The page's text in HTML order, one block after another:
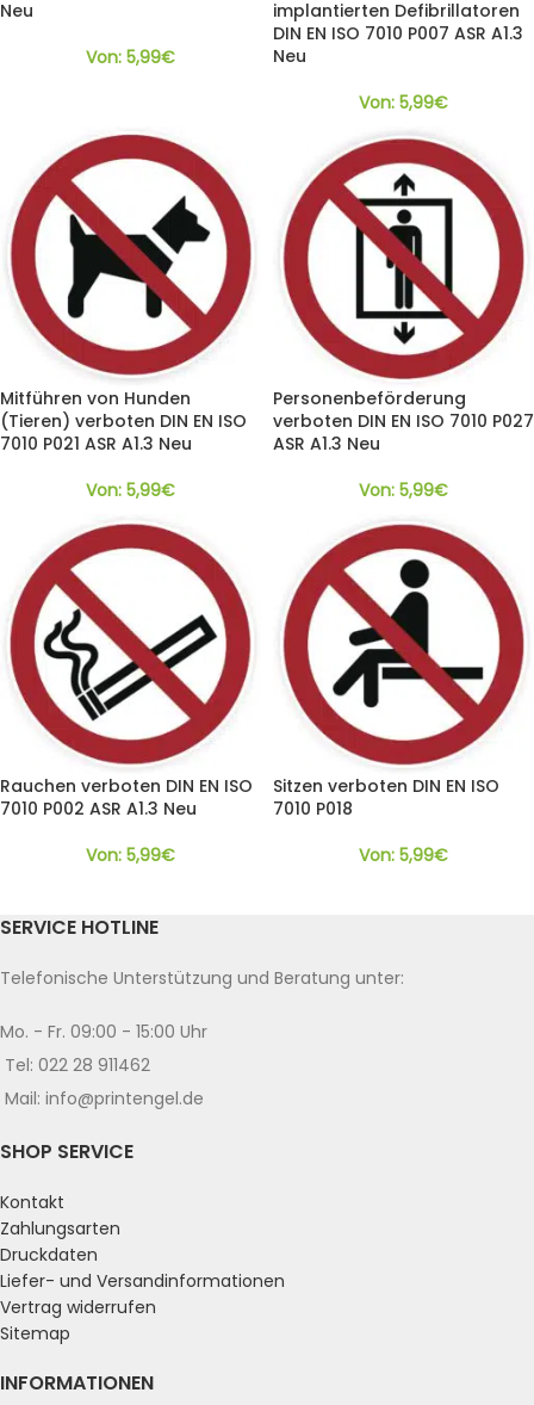
Neu
Von: 5,99€
implantierten Defibrillatoren
DIN EN ISO 7010 P007 ASR A1.3
Neu
Von: 5,99€
Mitführen von Hunden
(Tieren) verboten DIN EN ISO
7010 P021 ASR A1.3 Neu
Von: 5,99€
Personenbeförderung
verboten DIN EN ISO 7010 P027
ASR A1.3 Neu
Von: 5,99€
Rauchen verboten DIN EN ISO
7010 P002 ASR A1.3 Neu
Von: 5,99€
Sitzen verboten DIN EN ISO
7010 P018
Von: 5,99€
SERVICE HOTLINE
Telefonische Unterstützung und Beratung unter:
Mo. - Fr. 09:00 - 15:00 Uhr
Tel: 022 28 911462
Mail: info@printengel.de
SHOP SERVICE
Kontakt
Zahlungsarten
Druckdaten
Liefer- und Versandinformationen
Vertrag widerrufen
Sitemap
INFORMATIONEN